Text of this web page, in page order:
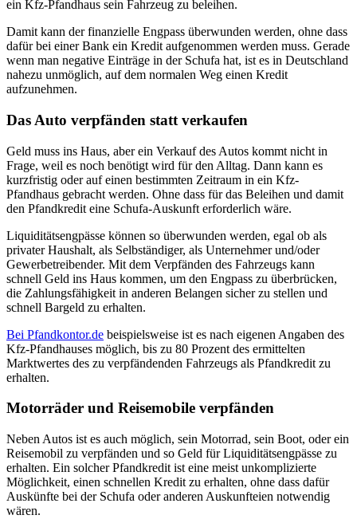
ein Kfz-Pfandhaus sein Fahrzeug zu beleihen.
Damit kann der finanzielle Engpass überwunden werden, ohne dass
dafür bei einer Bank ein Kredit aufgenommen werden muss. Gerade
wenn man negative Einträge in der Schufa hat, ist es in Deutschland
nahezu unmöglich, auf dem normalen Weg einen Kredit
aufzunehmen.
Das Auto verpfänden statt verkaufen
Geld muss ins Haus, aber ein Verkauf des Autos kommt nicht in
Frage, weil es noch benötigt wird für den Alltag. Dann kann es
kurzfristig oder auf einen bestimmten Zeitraum in ein Kfz-
Pfandhaus gebracht werden. Ohne dass für das Beleihen und damit
den Pfandkredit eine Schufa-Auskunft erforderlich wäre.
Liquiditätsengpässe können so überwunden werden, egal ob als
privater Haushalt, als Selbständiger, als Unternehmer und/oder
Gewerbetreibender. Mit dem Verpfänden des Fahrzeugs kann
schnell Geld ins Haus kommen, um den Engpass zu überbrücken,
die Zahlungsfähigkeit in anderen Belangen sicher zu stellen und
schnell Bargeld zu erhalten.
Bei Pfandkontor.de beispielsweise ist es nach eigenen Angaben des
Kfz-Pfandhauses möglich, bis zu 80 Prozent des ermittelten
Marktwertes des zu verpfändenden Fahrzeugs als Pfandkredit zu
erhalten.
Motorräder und Reisemobile verpfänden
Neben Autos ist es auch möglich, sein Motorrad, sein Boot, oder ein
Reisemobil zu verpfänden und so Geld für Liquiditätsengpässe zu
erhalten. Ein solcher Pfandkredit ist eine meist unkomplizierte
Möglichkeit, einen schnellen Kredit zu erhalten, ohne dass dafür
Auskünfte bei der Schufa oder anderen Auskunfteien notwendig
wären.